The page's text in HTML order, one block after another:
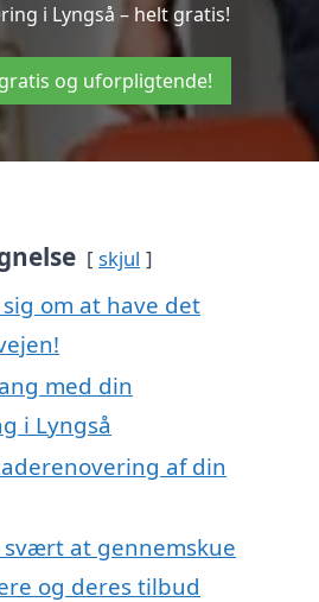
i Lyngså – helt gratis!
og uforpligtende!
skjul
om at have det
med din
i Lyngså
af din
at gennemskue
og deres tilbud